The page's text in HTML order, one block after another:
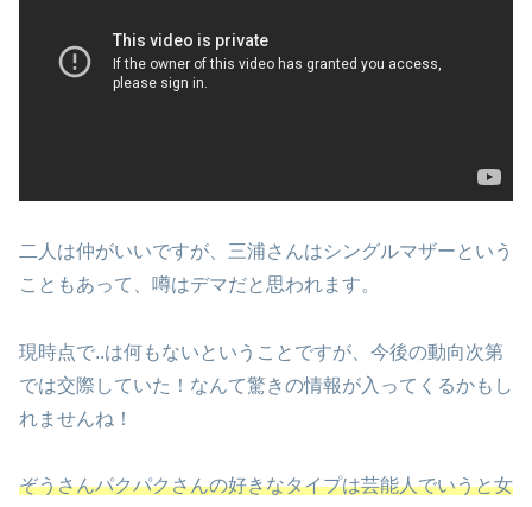
二人は仲がいいですが、三浦さんはシングルマザーという
こともあって、噂はデマだと思われます。
現時点で..は何もないということですが、今後の動向次第
では交際していた！なんて驚きの情報が入ってくるかもし
れませんね！
ぞうさんパクパクさんの好きなタイプは芸能人でいうと女